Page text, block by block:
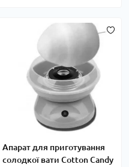
Апарат для приготування
солодкої вати Cotton Candy